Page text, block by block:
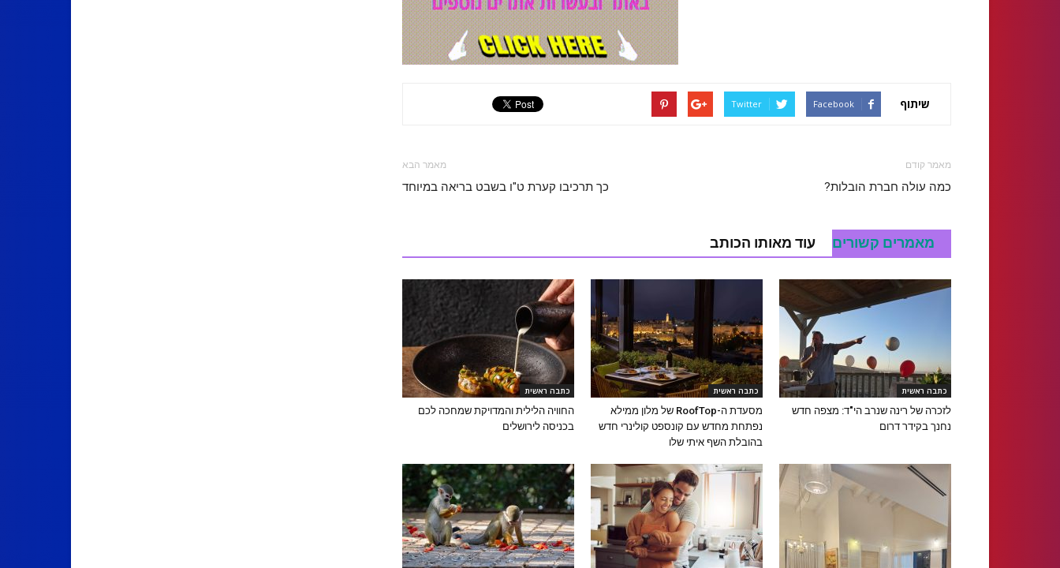
שיתוף Facebook
Twitter
מאמר קודם
כמה עולה חברת הובלות?
מאמר הבא
כך תרכיבו קערת ט"ו בשבט בריאה במיוחד
מאמרים קשורים עוד מאותו הכותב
כתבה ראשית
לזכרה של רינה שנרב הי"ד: מצפה חדש
נחנך בקידר דרום
כתבה ראשית
מסעדת ה-RoofTop של מלון ממילא
נפתחת מחדש עם קונספט קולינרי חדש
בהובלת השף איתי שלו
כתבה ראשית
החוויה הלילית והמדויקת שמחכה לכם
בכניסה לירושלים